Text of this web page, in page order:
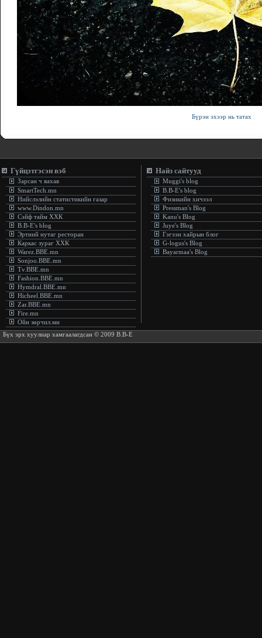
Бүрэн эхээр нь татах
Гүйцэтгэсэн вэб
Зарсан ч яахав
SmartTech.mn
Нийслэлийн статистикийн газар
www.Dindon.mn
Сэйф тайм ХХК
B.B-E's blog
Эртний нутаг ресторан
Каркас зураг ХХК
Warez.BBE.mn
Sonjoo.BBE.mn
Tv.BBE.mn
Fashion.BBE.mn
Hymdral.BBE.mn
Hicheel.BBE.mn
Zar.BBE.mn
Fire.mn
Ойн зөрчил.мн
Найз сайтууд
Muggi's blog
B.B-E's blog
Физикийн хичээл
Pressman's Blog
Kanu's Blog
Juye's Blog
Гэгээн хайрын блог
G-logus's Blog
Bayarmaa's Blog
Бүх эрх хуулиар хамгаалагдсан © 2009 B.B-E